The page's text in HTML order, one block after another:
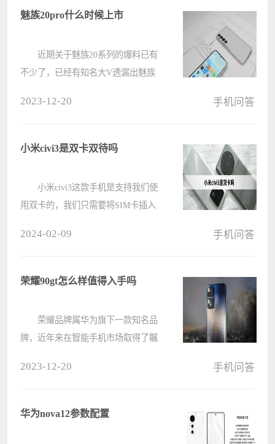
介绍： 答：6999元左右。 ????
魅族20pro什么时候上市
近期关于魅族20系列的爆料已有
不少了，已经有知名大V透漏出魅族
答：4月3日上午十点正式发售。
2023-12-20 手机问答
小米civi3是双卡双待吗
小米civi3这款手机是支持我们使
用双卡的，我们只需要将SIM卡插入
卡双待吗 答：是双卡双待 ????
2024-02-09 手机问答
荣耀90gt怎么样值得入手吗
荣耀品牌属华为旗下一款知名品
牌，近年来在智能手机市场取得了瞩
睐。 荣耀90gt怎么样值得入
2023-12-20 手机问答
华为nova12参数配置